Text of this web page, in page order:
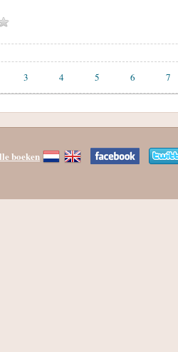
3 4 5 6 7
boeken